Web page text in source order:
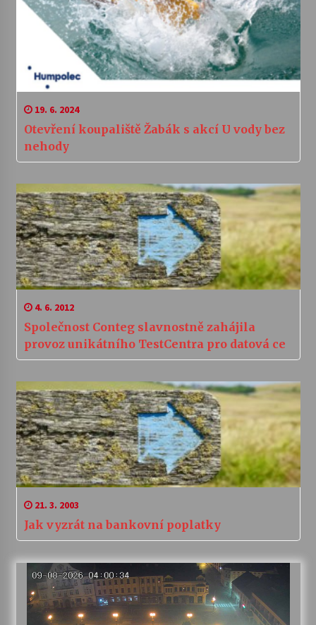
19. 6. 2024
Otevření koupaliště Žabák s akcí U vody bez
nehody
4. 6. 2012
Společnost Conteg slavnostně zahájila
provoz unikátního TestCentra pro datová ce
21. 3. 2003
Jak vyzrát na bankovní poplatky